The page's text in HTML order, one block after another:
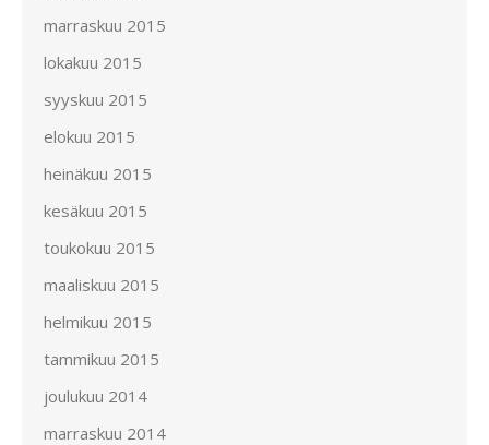
marraskuu 2015
lokakuu 2015
syyskuu 2015
elokuu 2015
heinäkuu 2015
kesäkuu 2015
toukokuu 2015
maaliskuu 2015
helmikuu 2015
tammikuu 2015
joulukuu 2014
marraskuu 2014